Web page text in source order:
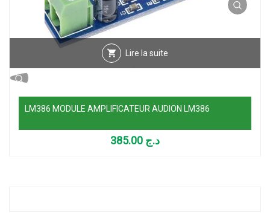
Lire la suite
LM386 MODULE AMPLIFICATEUR AUDION LM386
د.ج